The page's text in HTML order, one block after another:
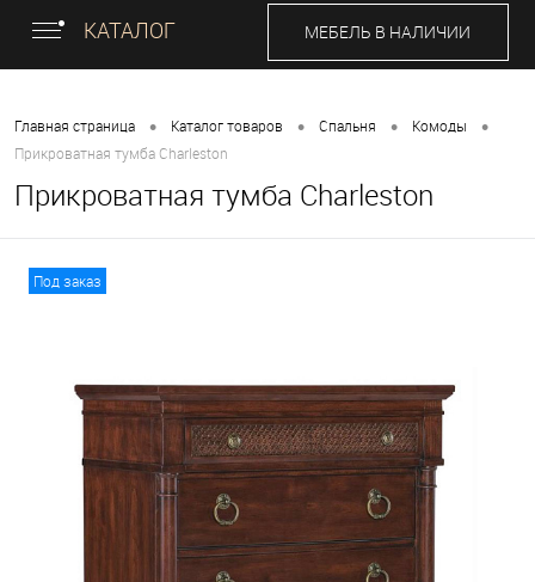
КАТАЛОГ МЕБЕЛЬ В НАЛИЧИИ
Главная страница • Каталог товаров • Спальня • Комоды •
Прикроватная тумба Charleston
Прикроватная тумба Charleston
Под заказ